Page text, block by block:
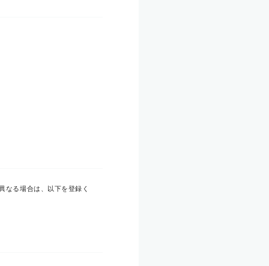
なる場合は、以下を登録く